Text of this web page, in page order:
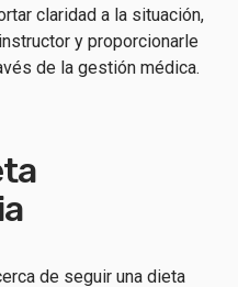
claridad a la situación,
y proporcionarle
de la gestión médica.
de seguir una dieta